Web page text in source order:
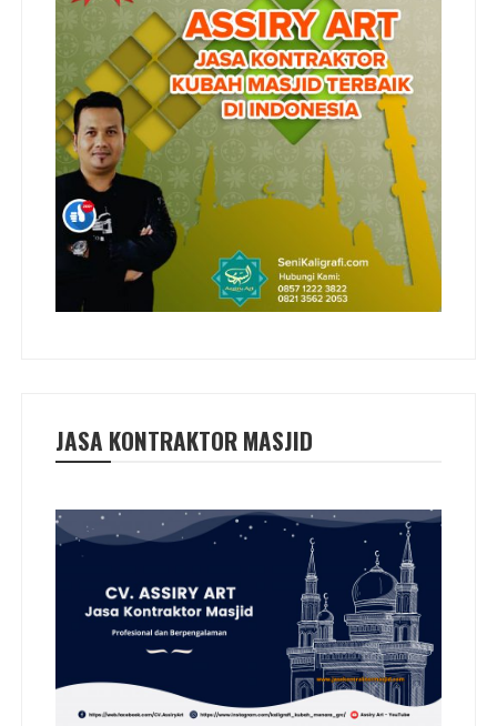
JASA KONTRAKTOR MASJID